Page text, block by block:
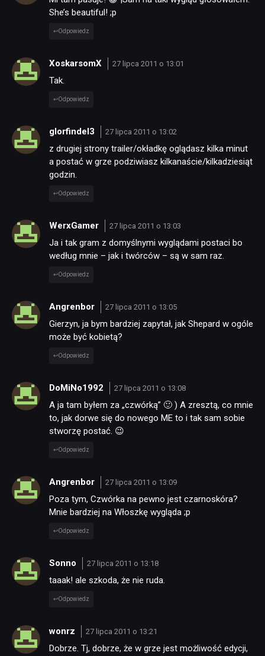
TECHNOLOGIE
SKLEP
She’s beautiful! ;p
Odpowiedz
XoskarsomX 27 lipca 2011 o 13:01
Tak.
Odpowiedz
glorfindel3 27 lipca 2011 o 13:02
z drugiej strony trailer/okładkę oglądasz kilka minut
a postać w grze podziwiasz kilkanaście/kilkadziesiąt
godzin.
Odpowiedz
WerxGamer 27 lipca 2011 o 13:03
Ja i tak gram z domyślnymi wyglądami postaci bo
według mnie – jak i twórców – są w sam raz.
Odpowiedz
Angrenbor 27 lipca 2011 o 13:05
Gierzyn, ja bym bardziej zapytał, jak Shepard w ogóle
może być kobietą?
Odpowiedz
DoMiNo1992 27 lipca 2011 o 13:08
A ja tam byłem za „czwórką” 🙂 ) A zresztą, co mnie
to, jak dorwe się do nowego ME to i tak sam sobie
stworzę postać. 😉
Odpowiedz
Angrenbor 27 lipca 2011 o 13:09
Poza tym, Czwórka na pewno jest czarnoskóra?
Mnie bardziej na Włoszkę wygląda ;p
Odpowiedz
Sonno 27 lipca 2011 o 13:18
taaak! ale szkoda, że nie ruda.
Odpowiedz
wonrz 27 lipca 2011 o 13:21
Dobrze. Tj, dobrze, że w grze jest możliwość edycji,